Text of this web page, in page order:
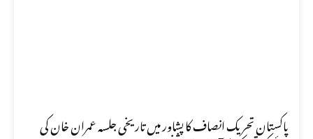
پاکستان تحریک انصاف کا پشاور میں تاریخی جلسہ عمران خان کی